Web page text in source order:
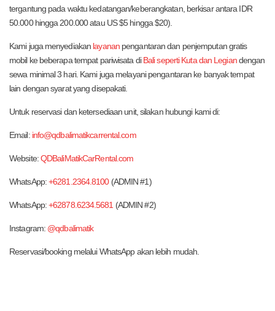
tergantung pada waktu kedatangan/keberangkatan, berkisar antara IDR
50.000 hingga 200.000 atau US $5 hingga $20).
Kami juga menyediakan layananpengantaran dan penjemputan gratis
mobil ke beberapa tempat pariwisata diBali seperti Kuta dan Legiandengan
sewa minimal 3 hari. Kami juga melayani pengantaran ke banyak tempat
lain dengan syarat yang disepakati.
Untuk reservasi dan ketersediaan unit, silakan hubungi kami di:
Email: info@qdbalimatikcarrental.com
Website:QDBaliMatikCarRental.com
WhatsApp:+6281.2364.8100(ADMIN #1)
WhatsApp:+62878.6234.5681 (ADMIN #2)
Instagram: @qdbalimatik
Reservasi/booking melalui WhatsApp akan lebih mudah.